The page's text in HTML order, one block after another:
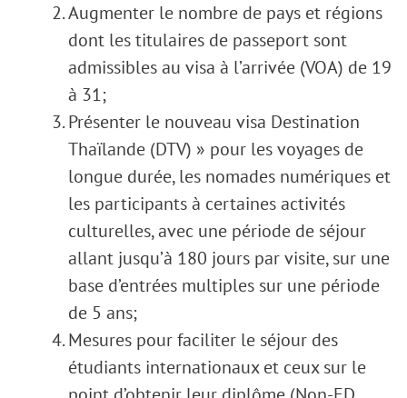
Augmenter le nombre de pays et régions
dont les titulaires de passeport sont
admissibles au visa à l’arrivée (VOA) de 19
à 31;
Présenter le nouveau visa Destination
Thaïlande (DTV) » pour les voyages de
longue durée, les nomades numériques et
les participants à certaines activités
culturelles, avec une période de séjour
allant jusqu’à 180 jours par visite, sur une
base d’entrées multiples sur une période
de 5 ans;
Mesures pour faciliter le séjour des
étudiants internationaux et ceux sur le